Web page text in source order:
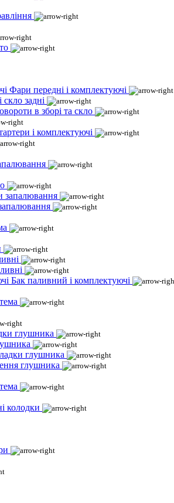
Фари передні і комплектуючі
скло задні
в зборі та скло
і комплектуючі
запалювання
Бак паливний і комплектуючі
глушника
глушника
глушника
колодки